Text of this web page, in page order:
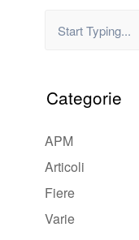
Categorie
APM
Articoli
Fiere
Varie